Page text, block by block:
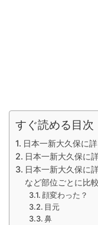
すぐ読める目次
日本一新大久保に
日本一新大久保に
日本一新大久保に
など部位ごとに比較
顔変わった？
目元
鼻